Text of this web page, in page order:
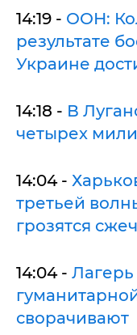
14:19 - ООН:
результате
Украине
14:18 - В
четырех
14:04 -
третьей
грозятся
14:04 -
сворачивают